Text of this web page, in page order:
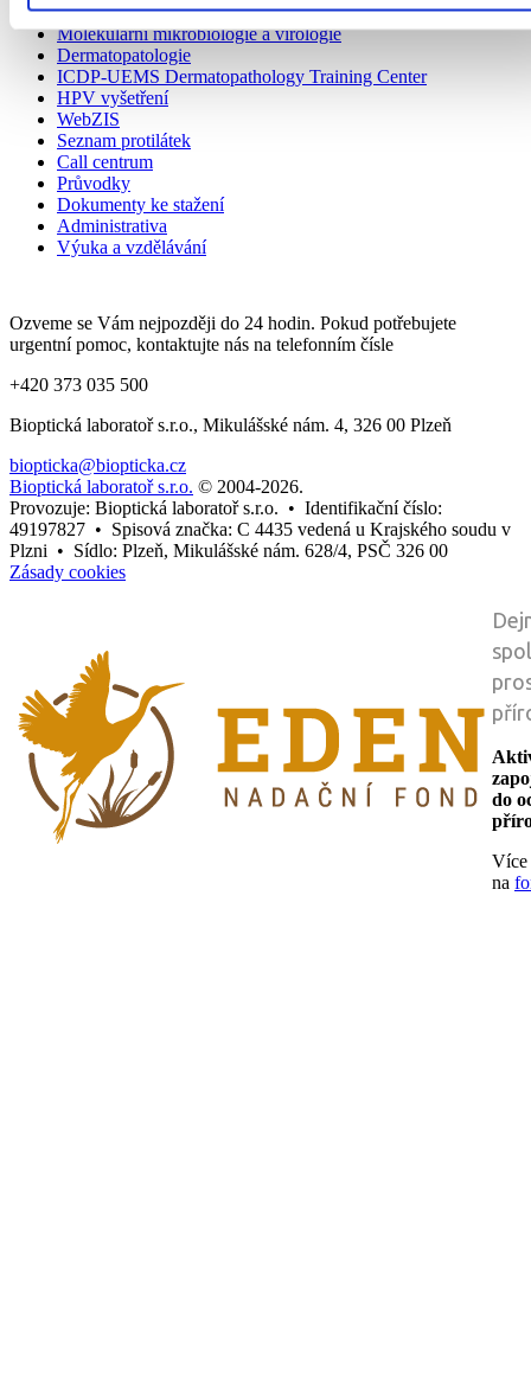
Imunohistochemie
Molekulární mikrobiologie a virologie
Dermatopatologie
ICDP-UEMS Dermatopathology Training Center
HPV vyšetření
WebZIS
Seznam protilátek
Call centrum
Průvodky
Dokumenty ke stažení
Administrativa
Výuka a vzdělávání
Ozveme se Vám nejpozději do 24 hodin. Pokud potřebujete
urgentní pomoc, kontaktujte nás na telefonním čísle
+420 373 035 500
Bioptická laboratoř s.r.o., Mikulášské nám. 4, 326 00 Plzeň
biopticka@biopticka.cz
Bioptická laboratoř s.r.o. © 2004-2026.
Provozuje: Bioptická laboratoř s.r.o. • Identifikační číslo:
49197827 • Spisová značka: C 4435 vedená u Krajského soudu v
Plzni • Sídlo: Plzeň, Mikulášské nám. 628/4, PSČ 326 00
Zásady cookies
do
Více
na